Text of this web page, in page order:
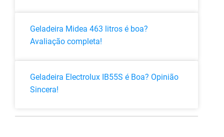
Geladeira Midea 463 litros é boa?
Avaliação completa!
Geladeira Electrolux IB55S é Boa? Opinião
Sincera!